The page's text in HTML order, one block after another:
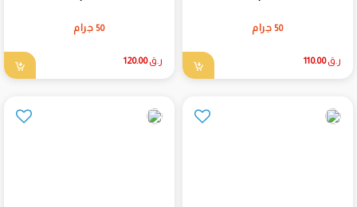
50 جرام
ر.ق110.00
50 جرام
ر.ق120.00